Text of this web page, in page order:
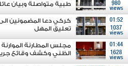
980
views
طبية متواصلة وبيان
01:52
1037
views
كركي دعا المضمونين
تعليق المهل
01:44
1628
views
مجلس المطارنة الموارنة :
الظني وكشف وقائع